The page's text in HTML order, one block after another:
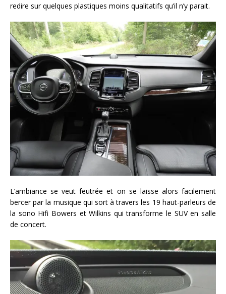
redire sur quelques plastiques moins qualitatifs qu’il n’y parait.
L’ambiance se veut feutrée et on se laisse alors facilement
bercer par la musique qui sort à travers les 19 haut-parleurs de
la sono Hifi Bowers et Wilkins qui transforme le SUV en salle
de concert.